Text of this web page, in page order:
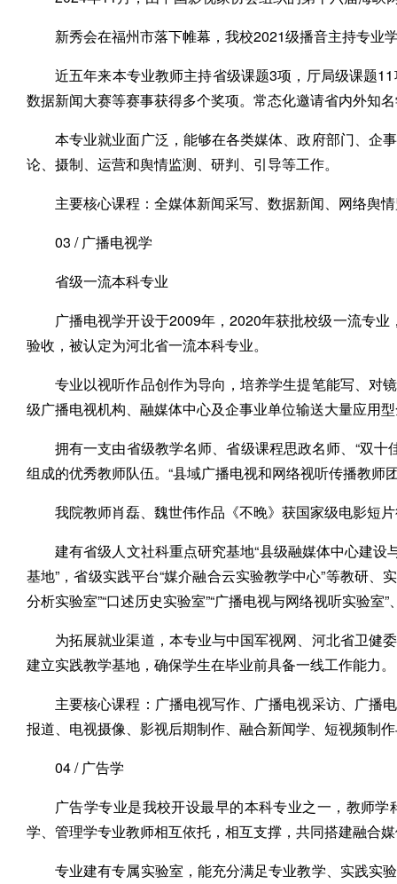
新秀会在福州市落下帷幕，我校2021级播音主持专业
近五年来本专业教师主持省级课题3项，厅局级课题
数据新闻大赛等赛事获得多个奖项。常态化邀请省内外知
本专业就业面广泛，能够在各类媒体、政府部门、企
论、摄制、运营和舆情监测、研判、引导等工作。
主要核心课程：全媒体新闻采写、数据新闻、网络舆
03 / 广播电视学
省级一流本科专业
广播电视学开设于2009年，2020年获批校级一流专
验收，被认定为河北省一流本科专业。
专业以视听作品创作为导向，培养学生提笔能写、对
级广播电视机构、融媒体中心及企事业单位输送大量应用
拥有一支由省级教学名师、省级课程思政名师、“双十
组成的优秀教师队伍。“县域广播电视和网络视听传播教师
我院教师肖磊、魏世伟作品《不晚》获国家级电影短
建有省级人文社科重点研究基地“县级融媒体中心建
基地”，省级实践平台“媒介融合云实验教学中心”等教研、
分析实验室”“口述历史实验室”“广播电视与网络视听实验
为拓展就业渠道，本专业与中国军视网、河北省卫健
建立实践教学基地，确保学生在毕业前具备一线工作能力。
主要核心课程：广播电视写作、广播电视采访、广播
报道、电视摄像、影视后期制作、融合新闻学、短视频制
04 / 广告学
广告学专业是我校开设最早的本科专业之一，教师
学、管理学专业教师相互依托，相互支撑，共同搭建融合
专业建有专属实验室，能充分满足专业教学、实践实